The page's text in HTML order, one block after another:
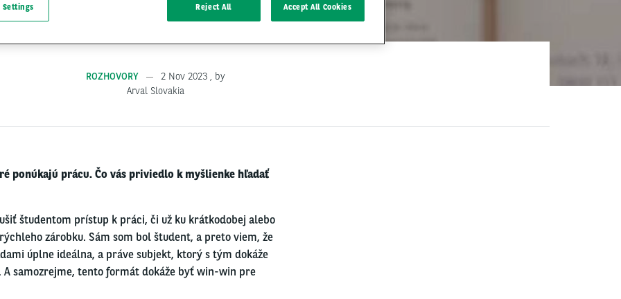
ROZHOVORY 2 Nov 2023 , by
Arval Slovakia
ponúkajú prácu. Čo vás priviedlo k myšlienke hľadať
študentom prístup k práci, či už ku krátkodobej alebo
zárobku. Sám som bol študent, a preto viem, že
úplne ideálna, a práve subjekt, ktorý s tým dokáže
samozrejme, tento formát dokáže byť win-win pre
Reject All Accept All Cookies
Settings